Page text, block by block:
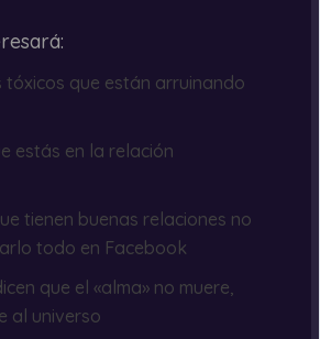
tóxicos que están arruinando
estás en la relación
tienen buenas relaciones no
todo en Facebook
que el «alma» no muere,
al universo